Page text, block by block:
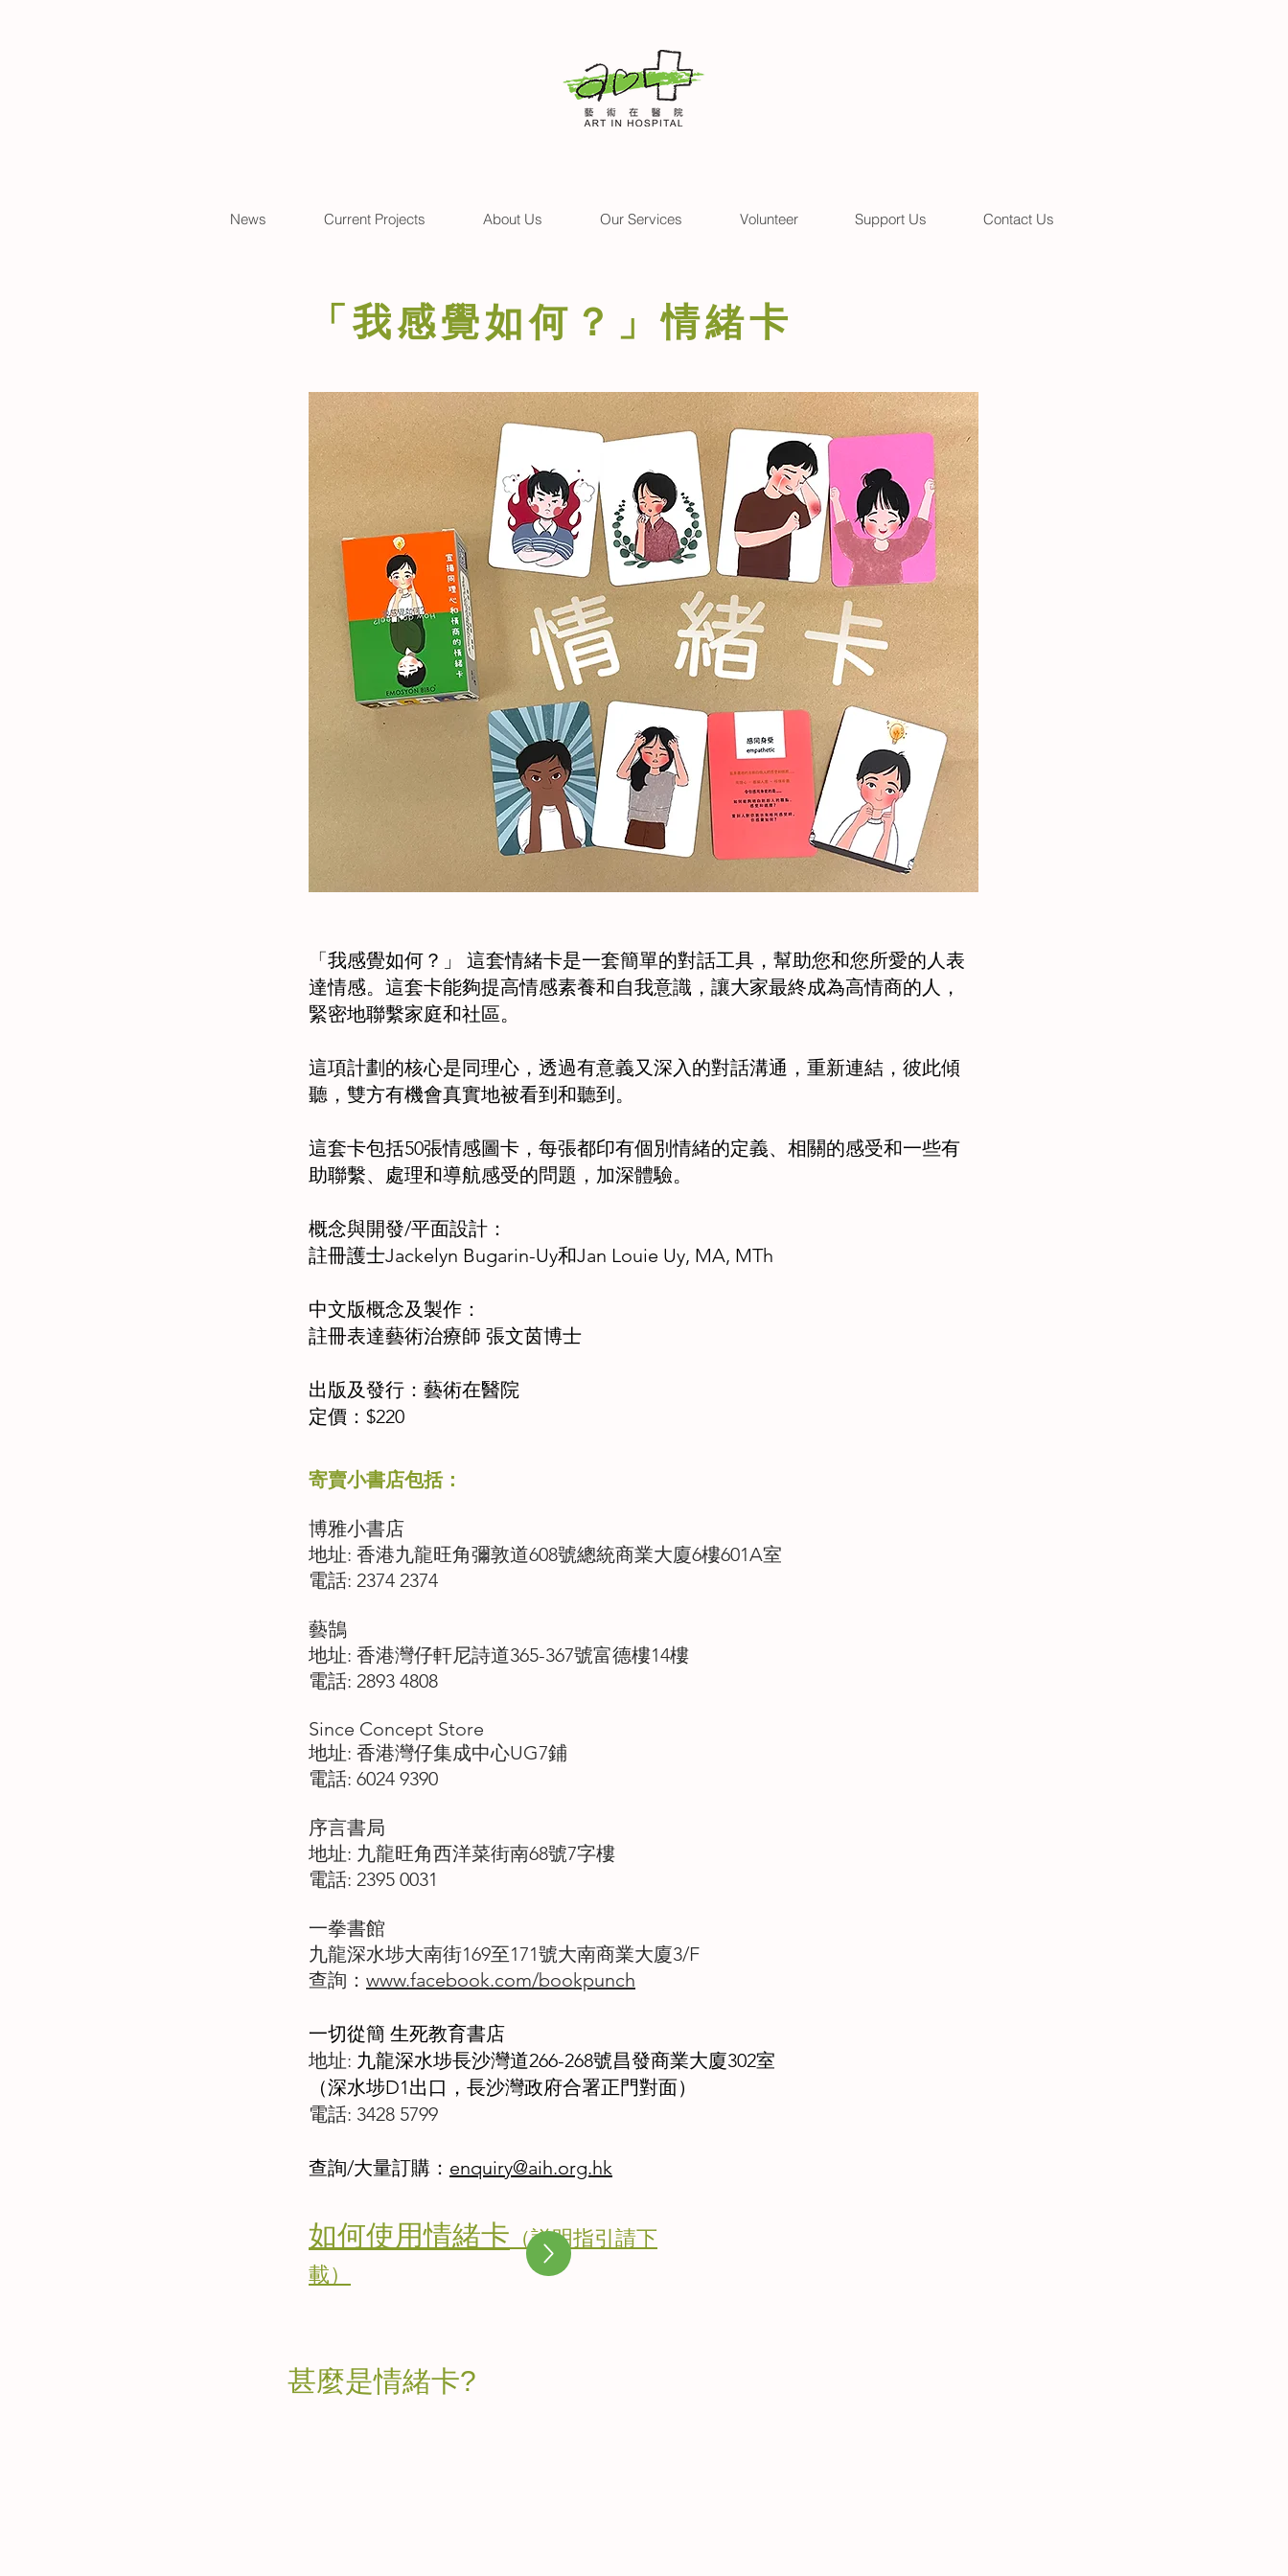
News Current Projects About Us Our Services Volunteer Support Us Contact Us
「我感覺如何？」情緒卡
「我感覺如何？」 這套情緒卡是一套簡單的對話工具，幫助您和您所愛的人表
達情感。這套卡能夠提高情感素養和自我意識，讓大家最終成為高情商的人，
緊密地聯繫家庭和社區。
這項計劃的核心是同理心，透過有意義又深入的對話溝通，重新連結，彼此傾
聽，雙方有機會真實地被看到和聽到。
這套卡包括50張情感圖卡，每張都印有個別情緒的定義、相關的感受和一些有
助聯繫、處理和導航感受的問題，加深體驗。
概念與開發/平面設計：
註冊護士Jackelyn Bugarin-Uy和Jan Louie Uy, MA, MTh
中文版概念及製作：
註冊表達藝術治療師 張文茵博士
出版及發行：藝術在醫院
定價：$220
寄賣小書店包括：
博雅小書店
地址: 香港九龍旺角彌敦道608號總統商業大廈6樓601A室
電話: 2374 2374
藝鵠
地址: 香港灣仔軒尼詩道365-367號富德樓14樓
電話: 2893 4808
Since Concept Store
地址: 香港灣仔集成中心UG7鋪
電話: 6024 9390
序言書局
地址: 九龍旺角西洋菜街南68號7字樓
電話: 2395 0031
一拳書館
九龍深水埗大南街169至171號大南商業大廈3/F
查詢： www.facebook.com/bookpunch
一切從簡 生死教育書店
地址: 九龍深水埗長沙灣道266-268號昌發商業大廈302室
（深水埗D1出口，長沙灣政府合署正門對面）
電話: 3428 5799
查詢/大量訂購： enquiry@aih.org.hk
如何使用情緒卡 （説明指引請下
載）
甚麼是情緒卡?